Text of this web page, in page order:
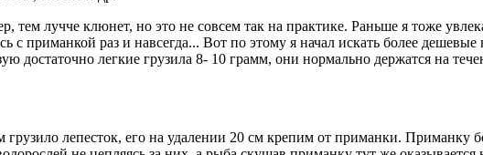
тем лучче клюнет, но это не совсем так на практике. Раньше я тоже
с приманкой раз и навсегда... Вот по этому я начал искать более
достаточно легкие грузила 8- 10 грамм, они нормально держатся на
лепесток, его на удалении 20 см крепим от приманки. Приманку